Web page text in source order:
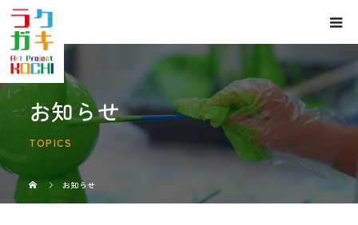
お知らせ
TOPICS
お知らせ